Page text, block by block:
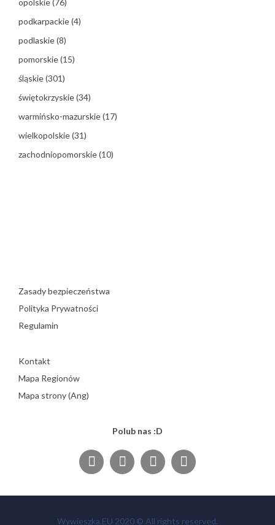
podkarpackie(4)
podlaskie(8)
pomorskie(15)
śląskie(301)
świętokrzyskie(34)
warmińsko-mazurskie(17)
wielkopolskie(31)
zachodniopomorskie(10)
Zasady bezpieczeństwa
Polityka Prywatności
Regulamin
Kontakt
Mapa Regionów
Mapa strony (Ang)
Polub nas :D
Wywieszka.EU 2020 © All rights reserved.